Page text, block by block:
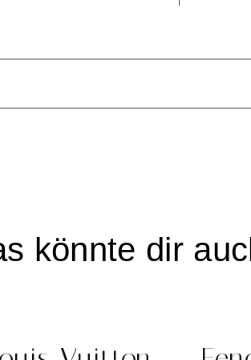
könnte dir